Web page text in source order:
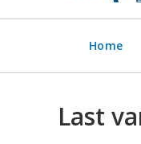
Home
Last